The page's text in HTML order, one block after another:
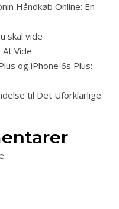
Håndkøb Online: En
skal vide
Vide
og iPhone 6s Plus:
til Det Uforklarlige